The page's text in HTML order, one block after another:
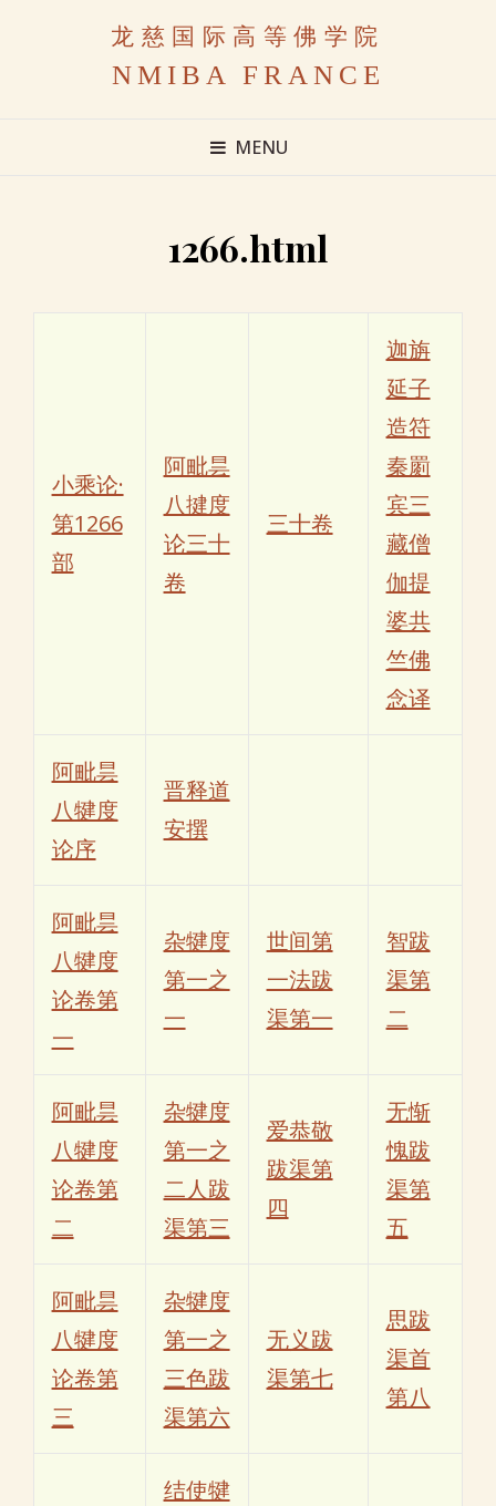
龙慈国际高等佛学院
NMIBA FRANCE
MENU
1266.html
小乘论·
第1266
部
阿毗昙
八揵度
论三十
卷
三十卷
迦旃
延子
造符
秦罽
宾三
藏僧
伽提
婆共
竺佛
念译
阿毗昙
八犍度
论序
晋释道
安撰
阿毗昙
八犍度
论卷第
一
杂犍度
第一之
一
世间第
一法跋
渠第一
智跋
渠第
二
阿毗昙
八犍度
论卷第
二
杂犍度
第一之
二人跋
渠第三
爱恭敬
跋渠第
四
无惭
愧跋
渠第
五
阿毗昙
八犍度
论卷第
三
杂犍度
第一之
三色跋
渠第六
无义跋
渠第七
思跋
渠首
第八
结使犍